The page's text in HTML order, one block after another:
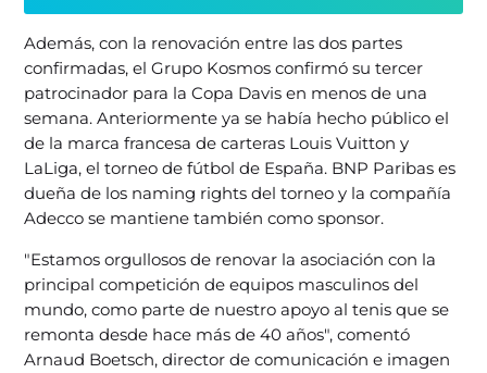
Además, con la renovación entre las dos partes
confirmadas, el Grupo Kosmos confirmó su tercer
patrocinador para la Copa Davis en menos de una
semana. Anteriormente ya se había hecho público el
de la marca francesa de carteras Louis Vuitton y
LaLiga, el torneo de fútbol de España. BNP Paribas es
dueña de los naming rights del torneo y la compañía
Adecco se mantiene también como sponsor.
"Estamos orgullosos de renovar la asociación con la
principal competición de equipos masculinos del
mundo, como parte de nuestro apoyo al tenis que se
remonta desde hace más de 40 años", comentó
Arnaud Boetsch, director de comunicación e imagen